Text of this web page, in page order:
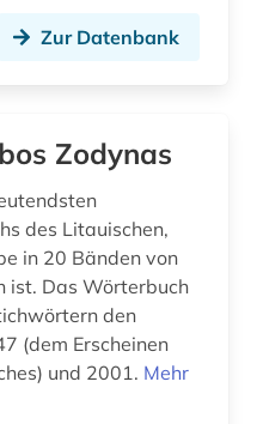
Zur Datenbank
Zodynas
des Litauischen,
in 20 Bänden von
ist. Das Wörterbuch
den
(dem Erscheinen
und 2001. Mehr